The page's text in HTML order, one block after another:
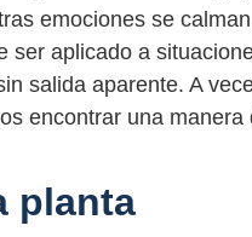
emociones se
ser aplicado a
salida aparente. A
encontrar una
planta